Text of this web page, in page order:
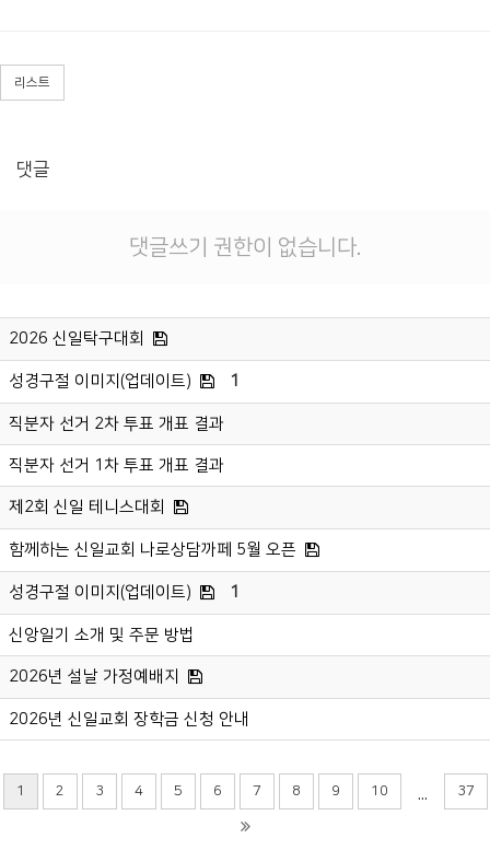
리스트
댓글
댓글쓰기 권한이 없습니다.
2026 신일탁구대회
성경구절 이미지(업데이트) 1
직분자 선거 2차 투표 개표 결과
직분자 선거 1차 투표 개표 결과
제2회 신일 테니스대회
함께하는 신일교회 나로상담까페 5월 오픈
성경구절 이미지(업데이트) 1
신앙일기 소개 및 주문 방법
2026년 설날 가정예배지
2026년 신일교회 장학금 신청 안내
1 2 3 4 5 6 7 8 9 10 ... 37